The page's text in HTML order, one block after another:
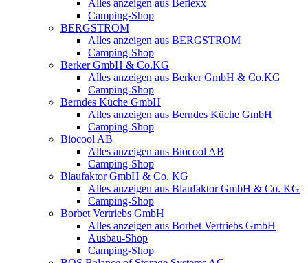
Alles anzeigen aus Beflexx
Camping-Shop
BERGSTROM
Alles anzeigen aus BERGSTROM
Camping-Shop
Berker GmbH & Co.KG
Alles anzeigen aus Berker GmbH & Co.KG
Camping-Shop
Berndes Küche GmbH
Alles anzeigen aus Berndes Küche GmbH
Camping-Shop
Biocool AB
Alles anzeigen aus Biocool AB
Camping-Shop
Blaufaktor GmbH & Co. KG
Alles anzeigen aus Blaufaktor GmbH & Co. KG
Camping-Shop
Borbet Vertriebs GmbH
Alles anzeigen aus Borbet Vertriebs GmbH
Ausbau-Shop
Camping-Shop